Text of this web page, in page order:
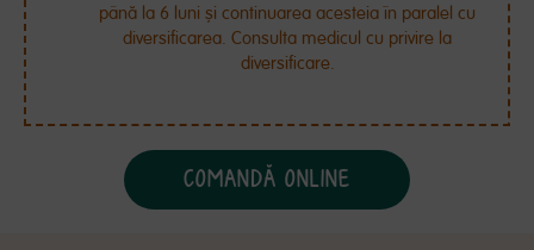
până la 6 luni și continuarea acesteia în paralel cu
diversificarea. Consulta medicul cu privire la
diversificare.
COMANDĂ ONLINE